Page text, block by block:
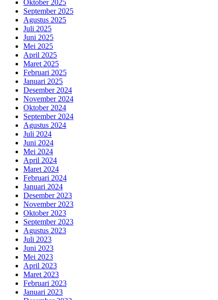
Oktober 2025
September 2025
Agustus 2025
Juli 2025
Juni 2025
Mei 2025
April 2025
Maret 2025
Februari 2025
Januari 2025
Desember 2024
November 2024
Oktober 2024
September 2024
Agustus 2024
Juli 2024
Juni 2024
Mei 2024
April 2024
Maret 2024
Februari 2024
Januari 2024
Desember 2023
November 2023
Oktober 2023
September 2023
Agustus 2023
Juli 2023
Juni 2023
Mei 2023
April 2023
Maret 2023
Februari 2023
Januari 2023